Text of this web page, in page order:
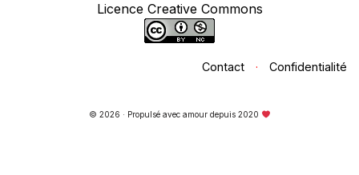
Licence Creative Commons
Contact · Confidentialité
© 2026 · Propulsé avec amour depuis 2020